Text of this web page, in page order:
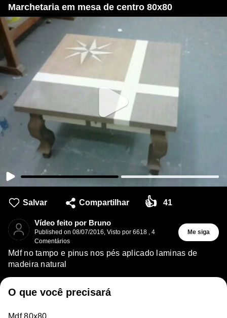
Marchetaria em mesa de centro 80x80
Salvar Compartilhar 👍 41
Vídeo feito por Bruno
Published on 08/07/2016, Visto por 6618 , 4
Comentários
Me siga
Mdf no tampo e pinus nos pés aplicado laminas de
madeira natural
O que você precisará